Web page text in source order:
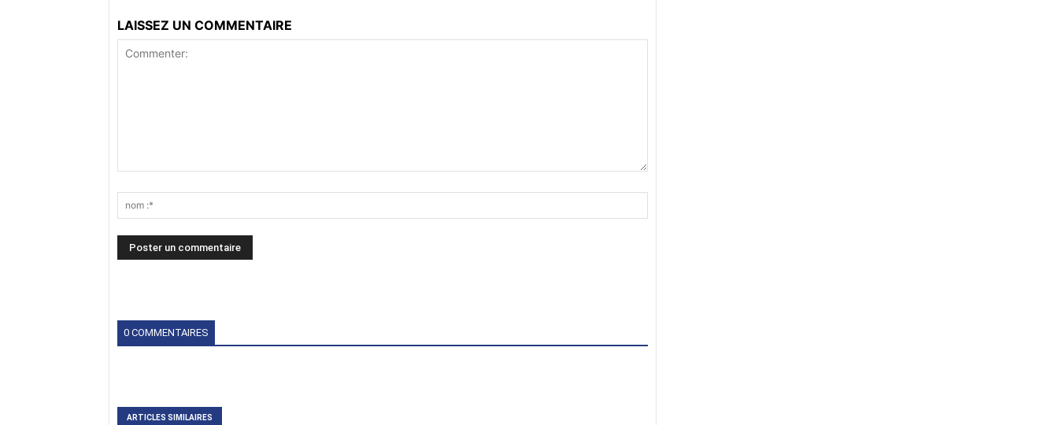
LAISSEZ UN COMMENTAIRE
0 COMMENTAIRES
ARTICLES SIMILAIRES